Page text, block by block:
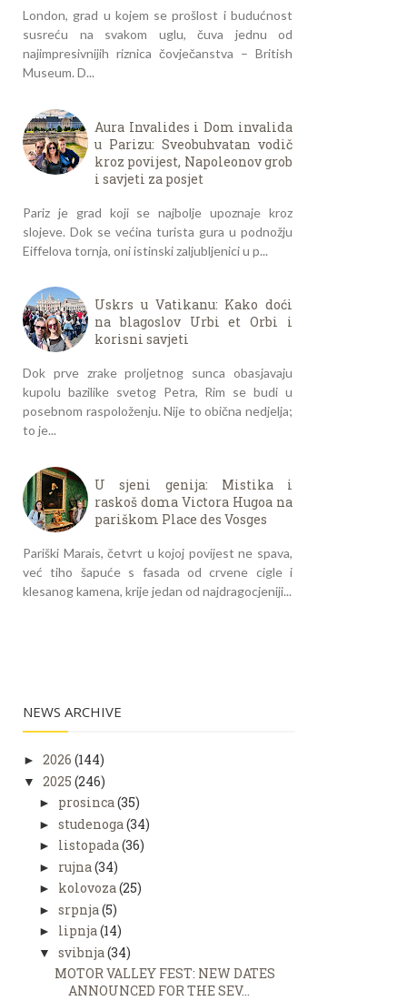
London, grad u kojem se prošlost i budućnost
susreću na svakom uglu, čuva jednu od
najimpresivnijih riznica čovječanstva – British
Museum. D...
Aura Invalides i Dom invalida
u Parizu: Sveobuhvatan vodič
kroz povijest, Napoleonov grob
i savjeti za posjet
Pariz je grad koji se najbolje upoznaje kroz
slojeve. Dok se većina turista gura u podnožju
Eiffelova tornja, oni istinski zaljubljenici u p...
Uskrs u Vatikanu: Kako doći
na blagoslov Urbi et Orbi i
korisni savjeti
Dok prve zrake proljetnog sunca obasjavaju
kupolu bazilike svetog Petra, Rim se budi u
posebnom raspoloženju. Nije to obična nedjelja;
to je...
U sjeni genija: Mistika i
raskoš doma Victora Hugoa na
pariškom Place des Vosges
Pariški Marais, četvrt u kojoj povijest ne spava,
već tiho šapuće s fasada od crvene cigle i
klesanog kamena, krije jedan od najdragocjeniji...
NEWS ARCHIVE
► 2026 (144)
▼ 2025 (246)
► prosinca(35)
► studenoga(34)
► listopada(36)
► rujna(34)
► kolovoza(25)
► srpnja(5)
► lipnja(14)
▼ svibnja(34)
MOTOR VALLEY FEST: NEW DATES
ANNOUNCED FOR THE SEV...